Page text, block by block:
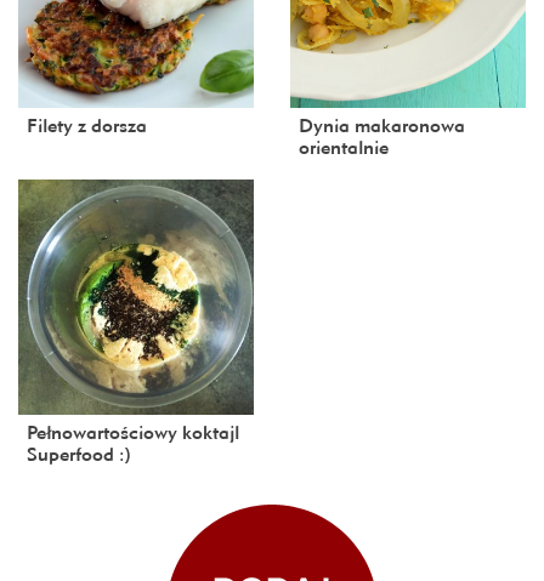
Filety z dorsza
Dynia makaronowa
orientalnie
Pełnowartościowy koktajl
Superfood :)